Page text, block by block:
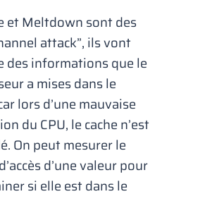
et Meltdown sont des
attack”, ils vont
des informations que le
a mises dans le
lors d’une mauvaise
du CPU, le cache n’est
On peut mesurer le
d’une valeur pour
si elle est dans le